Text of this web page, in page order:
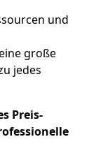
und
große
jedes
Preis-